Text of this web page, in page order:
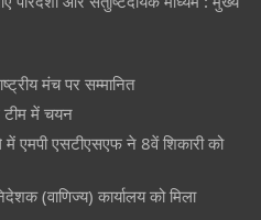
मंच पर सम्मानित
टीम में चयन
एमपी एसटीएसएफ ने 8वें शिकारी को
(वाणिज्य) कार्यालय को मिला